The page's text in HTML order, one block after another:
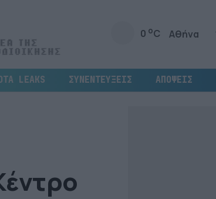
0 oC
LEAKS ΣΥΝΕΝΤΕΥΞΕΙΣ ΑΠΟΨΕΙΣ